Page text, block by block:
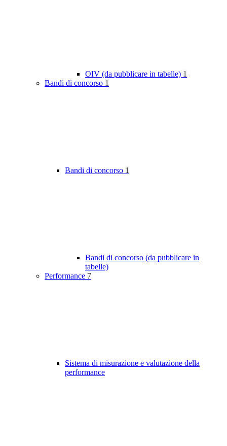
OIV (da pubblicare in tabelle) 1
Bandi di concorso 1
Bandi di concorso 1
Bandi di concorso (da pubblicare in
tabelle)
Performance 7
Sistema di misurazione e valutazione della
performance